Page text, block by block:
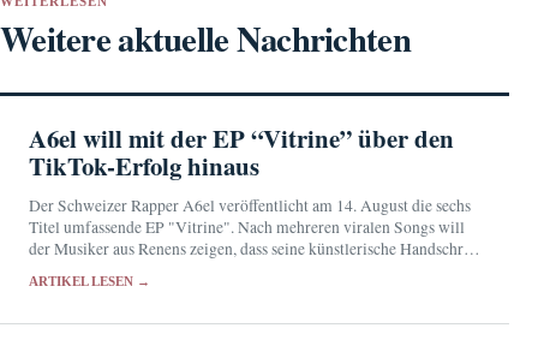
Weitere aktuelle Nachrichten
A6el will mit der EP “Vitrine” über den
TikTok-Erfolg hinaus
Der Schweizer Rapper A6el veröffentlicht am 14. August die sechs
Titel umfassende EP "Vitrine". Nach mehreren viralen Songs will
der Musiker aus Renens zeigen, dass seine künstlerische Handschrift
ARTIKEL LESEN →